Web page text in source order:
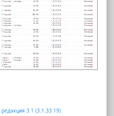
редакция 3.1 (3.1.33.19)